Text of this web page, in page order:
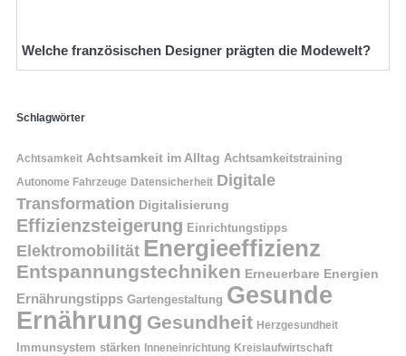
Welche französischen Designer prägten die Modewelt?
Schlagwörter
Achtsamkeit Achtsamkeit im Alltag Achtsamkeitstraining
Autonome Fahrzeuge Datensicherheit Digitale
Transformation Digitalisierung
Effizienzsteigerung Einrichtungstipps
Elektromobilität Energieeffizienz
Entspannungstechniken Erneuerbare Energien
Ernährungstipps Gartengestaltung Gesunde
Ernährung Gesundheit Herzgesundheit
Immunsystem stärken Inneneinrichtung Kreislaufwirtschaft